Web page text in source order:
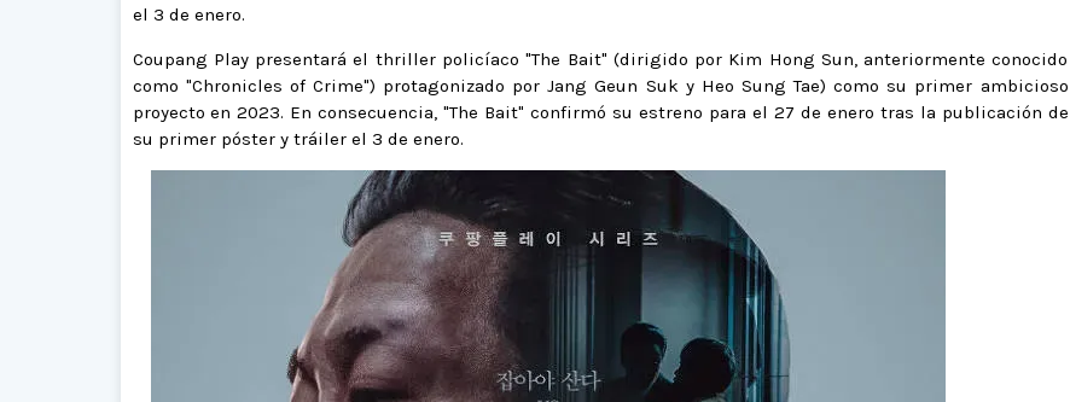
el 3 de enero.
Coupang Play presentará el thriller policíaco "The Bait" (dirigido por Kim Hong Sun, anteriormente conocido
como "Chronicles of Crime") protagonizado por Jang Geun Suk y Heo Sung Tae) como su primer ambicioso
proyecto en 2023. En consecuencia, "The Bait" confirmó su estreno para el 27 de enero tras la publicación de
su primer póster y tráiler el 3 de enero.